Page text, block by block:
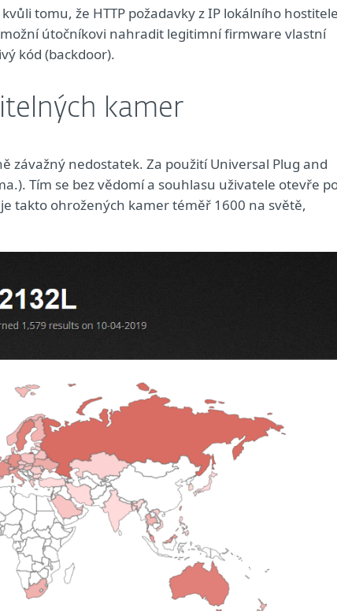
tomu, že HTTP požadavky z IP lokálního
útočníkovi nahradit legitimní firmware vlastní
kód (backdoor).
kamer
závažný nedostatek. Za použití Universal Plug and
Tím se bez vědomí a souhlasu uživatele otevře
takto ohrožených kamer téměř 1600 na světě,